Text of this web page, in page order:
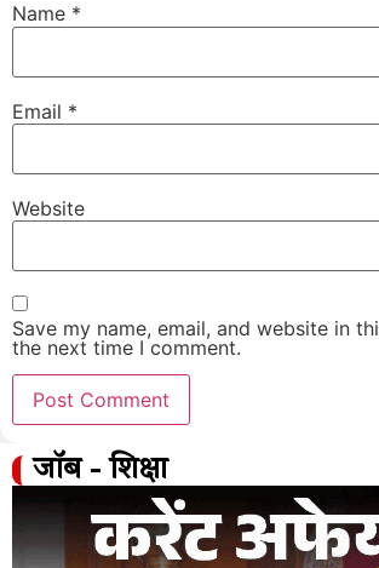
Name *
Email *
Website
Save my name, email, and website in
the next time I comment.
जॉब - शिक्षा